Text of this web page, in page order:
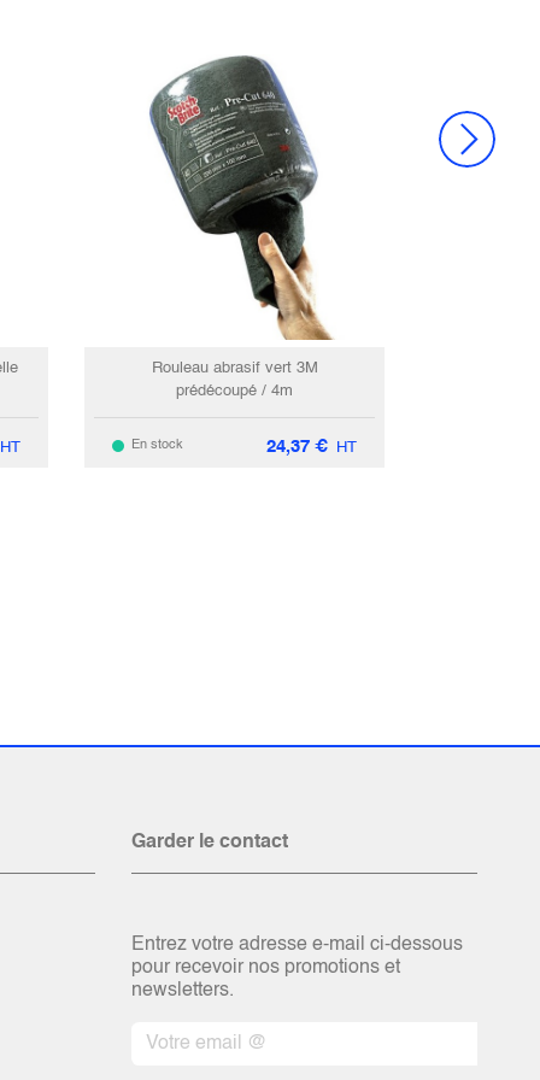
HT
Rouleau abrasif vert 3M
prédécoupé / 4m
En stock 24,37 € HT
Garder le contact
Entrez votre adresse e-mail ci-dessous
pour recevoir nos promotions et
newsletters.